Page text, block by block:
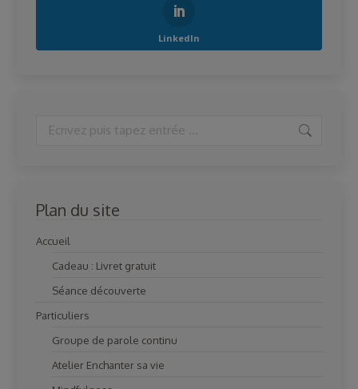
LinkedIn
Search:
Plan du site
Accueil
Cadeau : Livret gratuit
Séance découverte
Particuliers
Groupe de parole continu
Atelier Enchanter sa vie